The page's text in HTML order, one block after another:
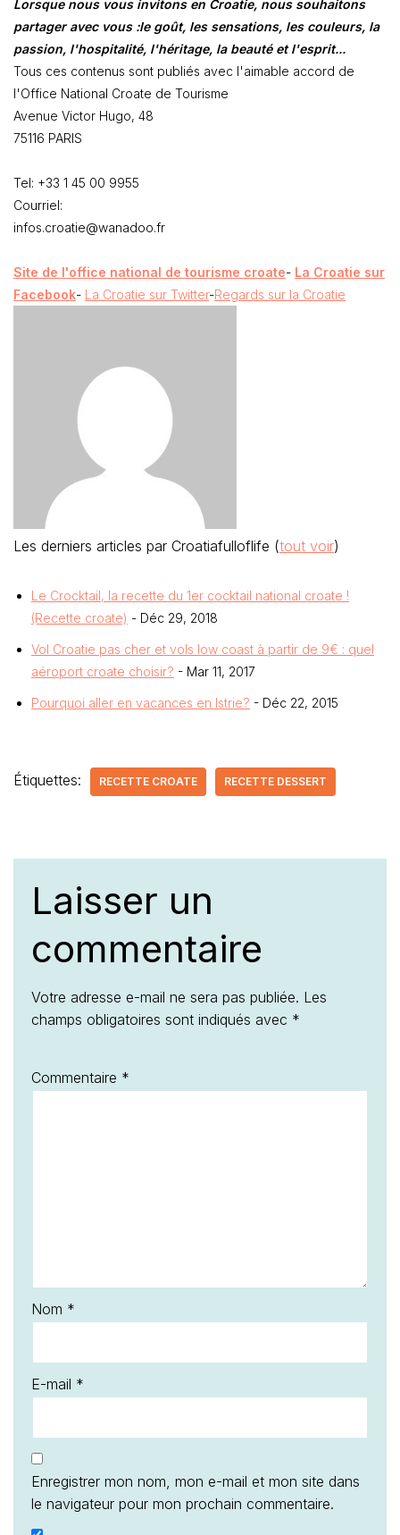
Lorsque nous vous invitons en Croatie, nous souhaitons
partager avec vous :le goût, les sensations, les couleurs, la
passion, l'hospitalité, l'héritage, la beauté et l'esprit...
Tous ces contenus sont publiés avec l'aimable accord de
l'Office National Croate de Tourisme
Avenue Victor Hugo, 48
75116 PARIS
Tel: +33 1 45 00 9955
Courriel:
infos.croatie@wanadoo.fr
Site de l'office national de tourisme croate- La Croatie sur
Facebook- La Croatie sur Twitter-Regards sur la Croatie
Les derniers articles par Croatiafulloflife (tout voir)
Le Crocktail, la recette du 1er cocktail national croate !
(Recette croate) - Déc 29, 2018
Vol Croatie pas cher et vols low coast à partir de 9€ : quel
aéroport croate choisir? - Mar 11, 2017
Pourquoi aller en vacances en Istrie? - Déc 22, 2015
Étiquettes: RECETTE CROATE RECETTE DESSERT
Laisser un
commentaire
Votre adresse e-mail ne sera pas publiée. Les
champs obligatoires sont indiqués avec *
Commentaire *
Nom *
E-mail *
Enregistrer mon nom, mon e-mail et mon site dans
le navigateur pour mon prochain commentaire.